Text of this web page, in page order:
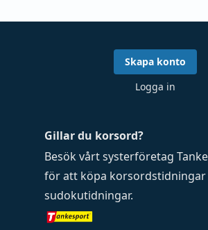
Gillar du korsord?
Besök vårt systerföretag
för att köpa korsordstidningar
sudokutidningar.
Skapa konto
Logga in